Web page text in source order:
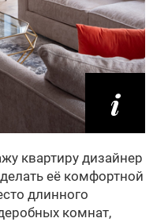
квартиру дизайнер
её комфортной
длинного
комнат,